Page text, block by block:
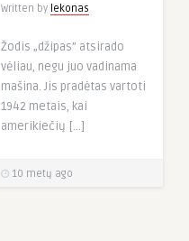
Written by lekonas
Žodis „džipas” atsirado
vėliau, negu juo vadinama
mašina. Jis pradėtas vartoti
1942 metais, kai
amerikiečių […]
10 metų ago